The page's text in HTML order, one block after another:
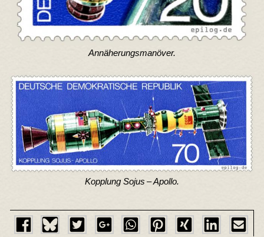
Annäherungsmanöver.
Kopplung Sojus – Apollo.